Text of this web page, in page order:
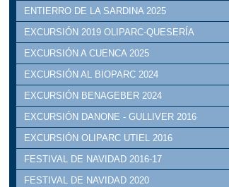
ENTIERRO DE LA SARDINA 2025
EXCURSIÓN 2019 OLIPARC-QUESERÍA
EXCURSIÓN A CUENCA 2025
EXCURSIÓN AL BIOPARC 2024
EXCURSIÓN BENAGEBER 2024
EXCURSIÓN DANONE - GULLIVER 2016
EXCURSIÓN OLIPARC UTIEL 2016
FESTIVAL DE NAVIDAD 2016-17
FESTIVAL DE NAVIDAD 2020